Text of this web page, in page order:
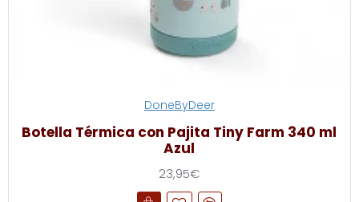
DoneByDeer
Botella Térmica con Pajita Tiny Farm 340 ml
Azul
23,95€